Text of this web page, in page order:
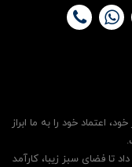
اعتماد خود را به ما ابراز
تا فضای سبز زیبا، کارآمد